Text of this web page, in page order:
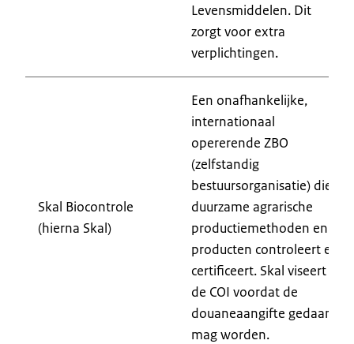
Levensmiddelen. Dit
zorgt voor extra
verplichtingen.
Skal Biocontrole
(hierna Skal)
Een onafhankelijke,
internationaal
opererende ZBO
(zelfstandig
bestuursorganisatie) die
duurzame agrarische
productiemethoden en
producten controleert en
certificeert. Skal viseert
de COI voordat de
douaneaangifte gedaan
mag worden.